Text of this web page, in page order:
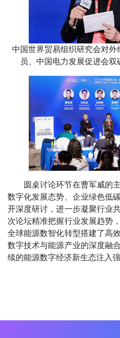
中国世界贸易组织研究会对
员、中国电力发展促进会
圆桌讨论环节在曹军威的
数字化发展态势、企业绿色低
开深度研讨，进一步凝聚行业
次论坛精准把握行业发展趋势
全球能源数智化转型搭建了高
数字技术与能源产业的深度融
续的能源数字经济新生态注入强